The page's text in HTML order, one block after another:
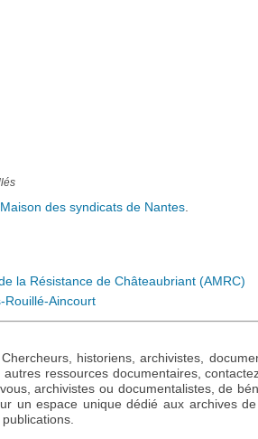
des syndicats de Nantes
la Résistance de Châteaubriant (AMRC)
Rouillé-Aincourt
historiens, archivistes,
ressources documentaires,
archivistes ou documentalistes, de
un espace unique dédié aux archives